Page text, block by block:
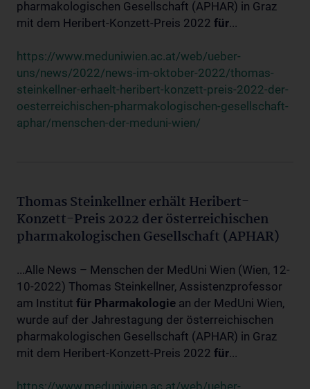
pharmakologischen Gesellschaft (APHAR) in Graz
mit dem Heribert-Konzett-Preis 2022 für...
https://www.meduniwien.ac.at/web/ueber-
uns/news/2022/news-im-oktober-2022/thomas-
steinkellner-erhaelt-heribert-konzett-preis-2022-der-
oesterreichischen-pharmakologischen-gesellschaft-
aphar/menschen-der-meduni-wien/
Thomas Steinkellner erhält Heribert-
Konzett-Preis 2022 der österreichischen
pharmakologischen Gesellschaft (APHAR)
...Alle News – Menschen der MedUni Wien (Wien, 12-
10-2022) Thomas Steinkellner, Assistenzprofessor
am Institut für Pharmakologie an der MedUni Wien,
wurde auf der Jahrestagung der österreichischen
pharmakologischen Gesellschaft (APHAR) in Graz
mit dem Heribert-Konzett-Preis 2022 für...
https://www.meduniwien.ac.at/web/ueber-